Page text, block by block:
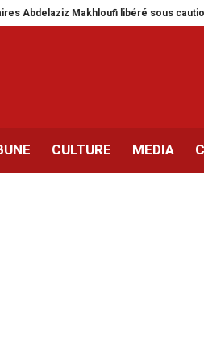
Makhloufi libéré sous caution
CULTURE MEDIA